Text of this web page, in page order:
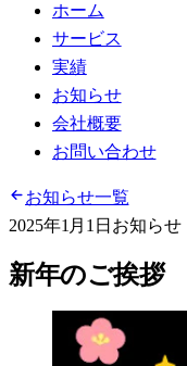
ホーム
サービス
実績
お知らせ
会社概要
お問い合わせ
お知らせ一覧
2025年1月1日 お知らせ
新年のご挨拶